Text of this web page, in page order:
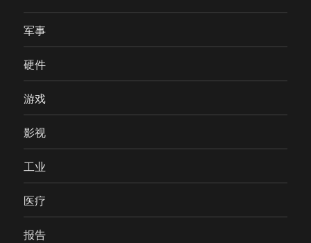
军事
硬件
游戏
影视
工业
医疗
报告